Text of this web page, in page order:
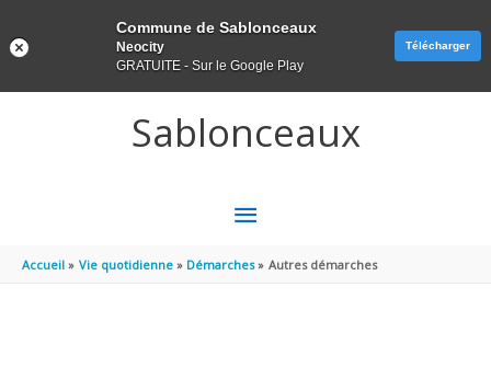
Sablonceaux
MENU
PRINCIPAL
Accueil Vie quotidienne Démarches Autres démarches
Commune de Sablonceaux
Neocity
GRATUITE - Sur le Google Play
Télécharger